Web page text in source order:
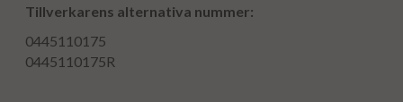
Tillverkarens alternativa nummer:
0445110175
0445110175R